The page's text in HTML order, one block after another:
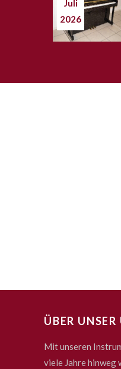
Juli
2026
ÜBER
Mit unseren
viele Jahre hinweg